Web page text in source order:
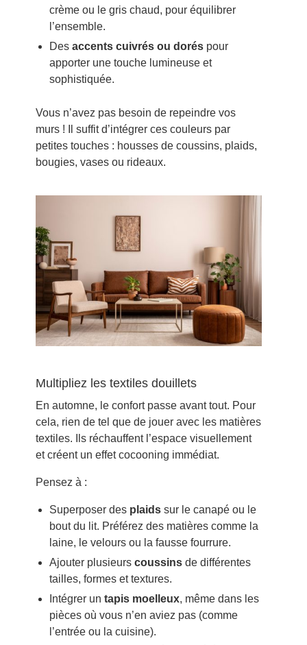
crème ou le gris chaud, pour équilibrer
l’ensemble.
Des accents cuivrés ou doréspour
apporter une touche lumineuse et
sophistiquée.
Vous n’avez pas besoin de repeindre vos
murs ! Il suffit d’intégrer ces couleurs par
petites touches : housses de coussins, plaids,
bougies, vases ou rideaux.
Multipliez les textiles douillets
En automne, le confort passe avant tout. Pour
cela, rien de tel que de jouer avec les matières
textiles. Ils réchauffent l’espace visuellement
et créent un effet cocooning immédiat.
Pensez à :
Superposer des plaidssur le canapé ou le
bout du lit. Préférez des matières comme la
laine, le velours ou la fausse fourrure.
Ajouter plusieurs coussinsde différentes
tailles, formes et textures.
Intégrer un tapis moelleux, même dans les
pièces où vous n’en aviez pas (comme
l’entrée ou la cuisine).